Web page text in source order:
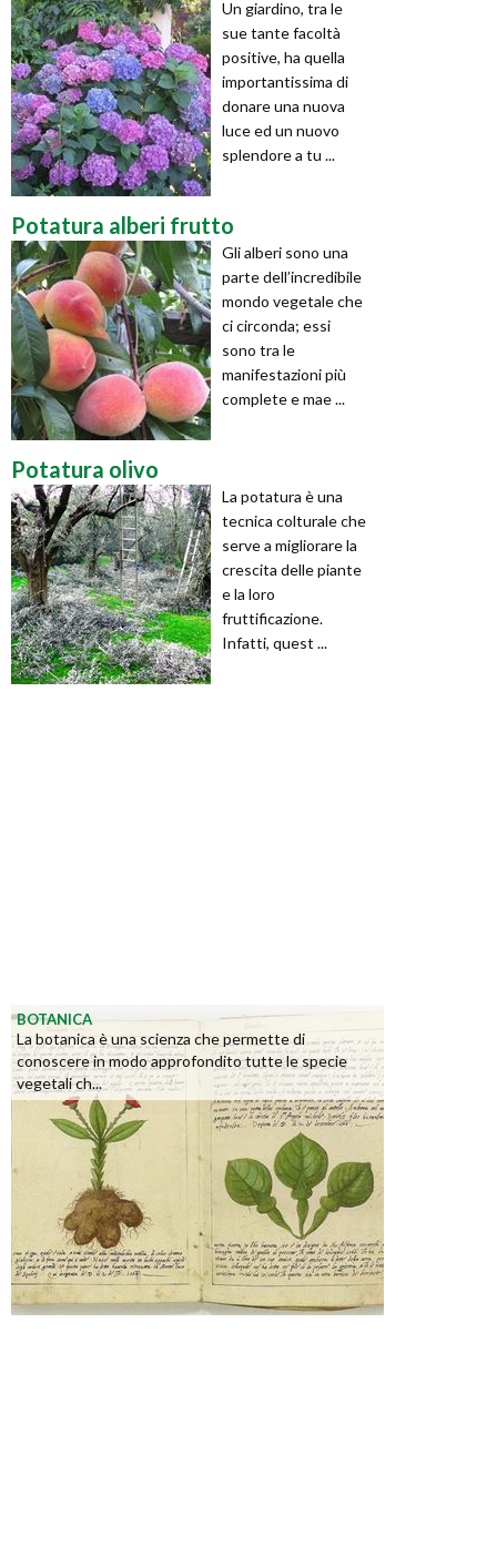
Un giardino, tra le
sue tante facoltà
positive, ha quella
importantissima di
donare una nuova
luce ed un nuovo
splendore a tu ...
Potatura alberi frutto
Gli alberi sono una
parte dell’incredibile
mondo vegetale che
ci circonda; essi
sono tra le
manifestazioni più
complete e mae ...
Potatura olivo
La potatura è una
tecnica colturale che
serve a migliorare la
crescita delle piante
e la loro
fruttificazione.
Infatti, quest ...
BOTANICA
La botanica è una scienza che permette di
conoscere in modo approfondito tutte le specie
vegetali ch...